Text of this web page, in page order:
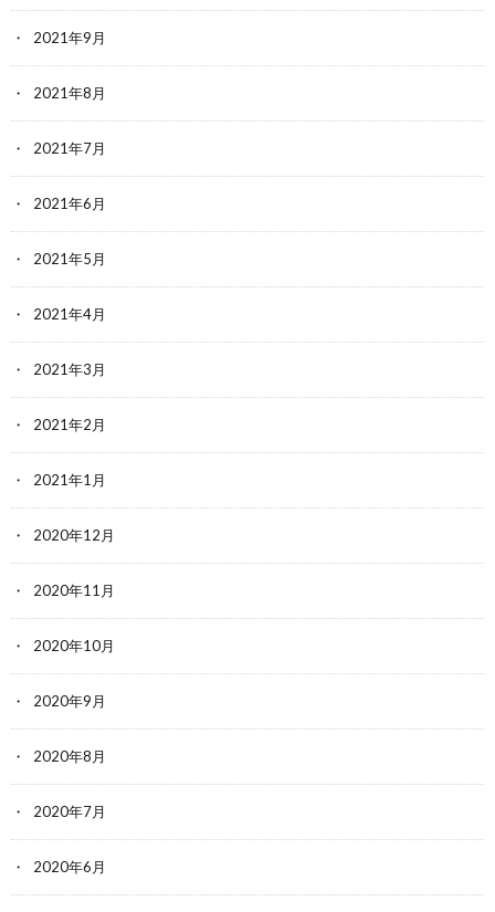
2021年9月
2021年8月
2021年7月
2021年6月
2021年5月
2021年4月
2021年3月
2021年2月
2021年1月
2020年12月
2020年11月
2020年10月
2020年9月
2020年8月
2020年7月
2020年6月